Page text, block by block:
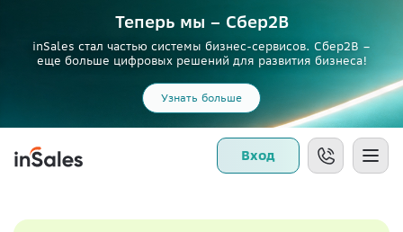
Теперь мы – Сбер2B
inSales стал частью системы бизнес-сервисов. Сбер2В –
еще больше цифровых решений для развития бизнеса!
Узнать больше
Вход